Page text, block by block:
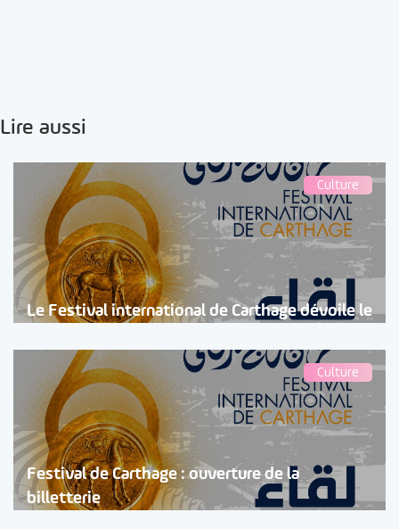
Lire aussi
Culture
Le Festival international de Carthage dévoile le
Culture
Festival de Carthage : ouverture de la
billetterie